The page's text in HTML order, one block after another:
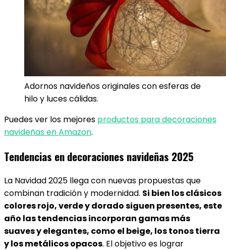
Adornos navideños originales con esferas de
hilo y luces cálidas.
Puedes ver los mejores productos para decoraciones
navideñas en Amazon.
Tendencias en decoraciones navideñas 2025
La Navidad 2025 llega con nuevas propuestas que
combinan tradición y modernidad. Si bien los clásicos
colores rojo, verde y dorado siguen presentes, este
año las tendencias incorporan gamas más
suaves y elegantes, como el beige, los tonos tierra
y los metálicos opacos. El objetivo es lograr